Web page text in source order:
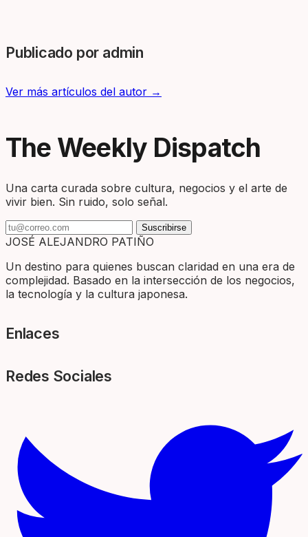
Publicado por admin
Ver más artículos del autor →
The Weekly Dispatch
Una carta curada sobre cultura, negocios y el arte de
vivir bien. Sin ruido, solo señal.
Suscribirse
JOSÉ ALEJANDRO PATIÑO
Un destino para quienes buscan claridad en una era de
complejidad. Basado en la intersección de los negocios,
la tecnología y la cultura japonesa.
Enlaces
Redes Sociales